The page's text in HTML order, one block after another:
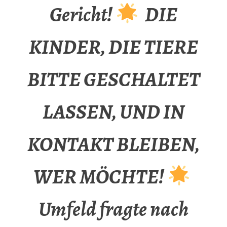
Gericht!
DIE
KINDER, DIE TIERE
BITTE GESCHALTET
LASSEN, UND IN
KONTAKT BLEIBEN,
WER MÖCHTE!
Umfeld fragte nach